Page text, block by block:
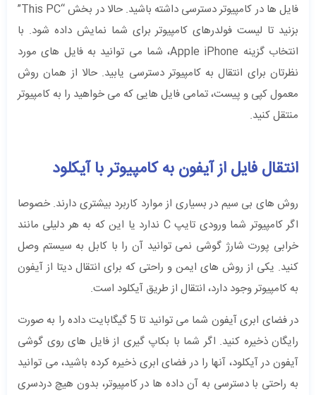
فایل ها در کامپیوتر دسترسی داشته باشید. حالا در بخش “This PC”
بزنید تا لیست فولدرهای کامپیوتر برای شما نمایش داده شود. با
انتخاب گزینه Apple iPhone، شما می توانید به فایل های مورد
نظرتان برای انتقال به کامپیوتر دسترسی یابید. حالا از همان روش
معمول کپی و پیست، تمامی فایل هایی که می خواهید را به کامپیوتر
منتقل کنید.
انتقال فایل از آیفون به کامپیوتر با آیکلود
روش های بی سیم در بسیاری از موارد کاربرد بیشتری دارند. خصوصا
اگر کامپیوتر شما ورودی تایپ C ندارد یا این که به هر دلیلی مانند
خرابی پورت شارژ گوشی نمی توانید آن را با کابل به سیستم وصل
کنید. یکی از روش های ایمن و راحتی که برای انتقال دیتا از آیفون
به کامپیوتر وجود دارد، انتقال از طریق آیکلود است.
در فضای ابری آیفون شما می توانید تا 5 گیگابایت داده را به صورت
رایگان ذخیره کنید. اگر شما با بکاپ گیری از فایل های روی گوشی
آیفون در آیکلود، آنها را در فضای ابری ذخیره کرده باشید، می توانید
به راحتی با دسترسی به آن داده ها در کامپیوتر، بدون هیچ دردسری